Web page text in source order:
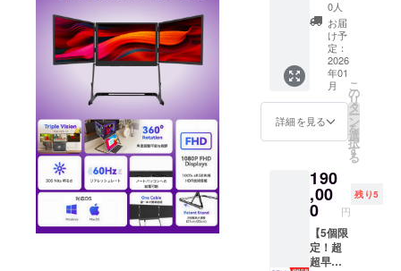
合等に
より出
荷時期
が遅れ
る場合
があり
ます。
※皆様の
支援に
より量
産効率
した場
合、正
規販売
価格が
販売予
定価格
より下
売予定
価格：
139,990
円（税
込み）
※リター
ンはす
べて
税・送
料込み
の金額
ます。
※ご注文
状況、
使用部
材の供
給状
況、製
ン内
容：
TriCrea
te トリ
プルモ
バイル
モニ
ター×1
セット
【一般
販売価
19%OF
F】 ご
支援い
ただ
き、あ
りがと
うござ
0人
お届
け予
定：
2026
年01
月
詳細を見る
こ
の
リ
タ
ー
ン
を
選
択
す
る
190
,00
0 円
残り5
【5個限
定！超
超早